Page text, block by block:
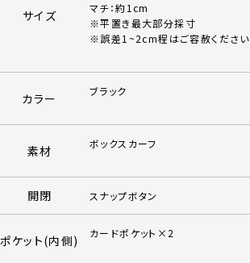
サイズ
マチ：約1cm
※平置き最大部分採寸
※誤差1~2cm程はご容赦ください
カラー ブラック
素材 ボックスカーフ
開閉 スナップボタン
ポケット(内側) カードポケット×2